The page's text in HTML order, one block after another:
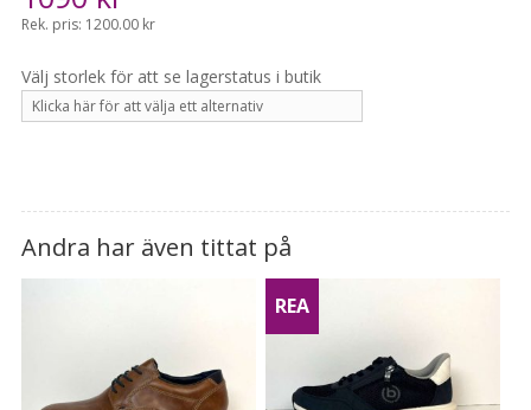
Rek. pris: 1200.00 kr
Andra har även tittat på
REA